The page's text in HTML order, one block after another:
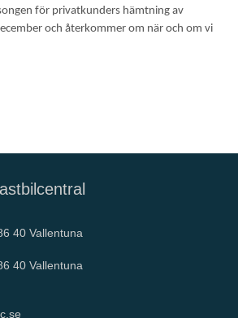
för privatkunders hämtning av
och återkommer om när och om vi
40 Vallentuna
40 Vallentuna